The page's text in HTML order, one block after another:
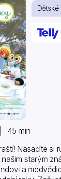
Dětské
min
Nasaďte si
starým
a